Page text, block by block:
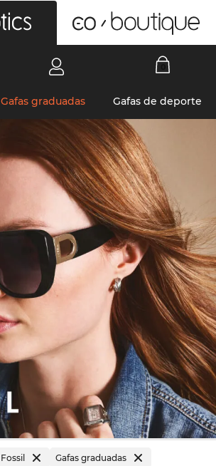
Gafas graduadas Gafas de deporte
Fossil Gafas graduadas